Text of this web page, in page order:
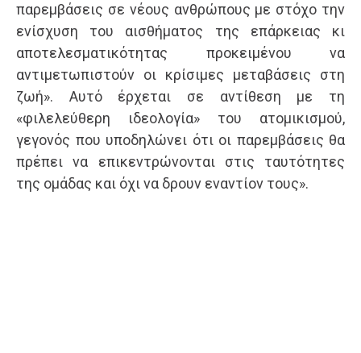
παρεμβάσεις σε νέους ανθρώπους με στόχο την
ενίσχυση του αισθήματος της επάρκειας κι
αποτελεσματικότητας προκειμένου να
αντιμετωπιστούν οι κρίσιμες μεταβάσεις στη
ζωή». Αυτό έρχεται σε αντίθεση με τη
«φιλελεύθερη ιδεολογία» του ατομικισμού,
γεγονός που υποδηλώνει ότι οι παρεμβάσεις θα
πρέπει να επικεντρώνονται στις ταυτότητες
της ομάδας και όχι να δρουν εναντίον τους».